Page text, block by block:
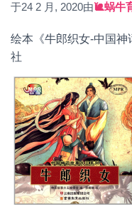
于24 2 月, 2020由🐌蜗牛
绘本《牛郎织女-中国神
社